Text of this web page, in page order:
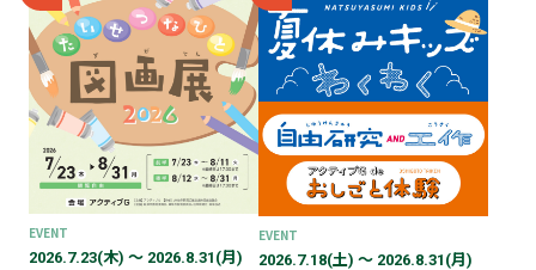
EVENT
2026.7.23(木) 〜 2026.8.31(月)
EVENT
2026.7.18(土) 〜 2026.8.31(月)